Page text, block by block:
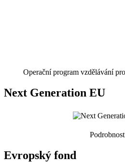
Operační program vzdělávání
Next Generation EU
Evropský fond